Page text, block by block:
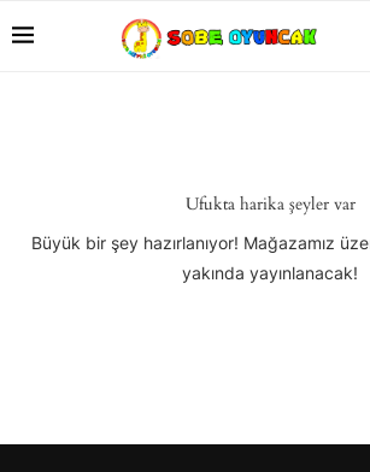
Ufukta harika şeyler var
Büyük bir şey hazırlanıyor! Mağazamız
yakında yayınlanacak!